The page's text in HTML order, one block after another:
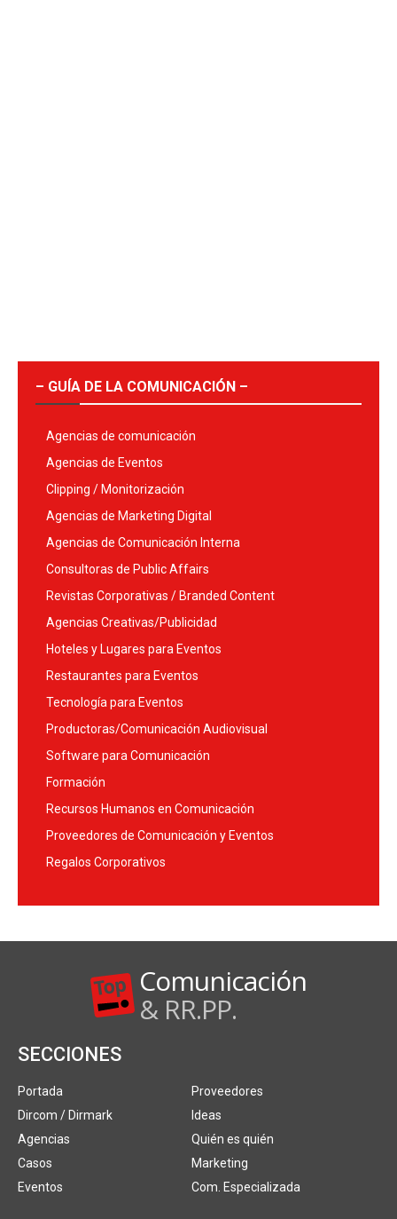
– GUÍA DE LA COMUNICACIÓN –
Agencias de comunicación
Agencias de Eventos
Clipping / Monitorización
Agencias de Marketing Digital
Agencias de Comunicación Interna
Consultoras de Public Affairs
Revistas Corporativas / Branded Content
Agencias Creativas/Publicidad
Hoteles y Lugares para Eventos
Restaurantes para Eventos
Tecnología para Eventos
Productoras/Comunicación Audiovisual
Software para Comunicación
Formación
Recursos Humanos en Comunicación
Proveedores de Comunicación y Eventos
Regalos Corporativos
Comunicación
& RR.PP.
SECCIONES
Portada
Dircom / Dirmark
Agencias
Casos
Eventos
Proveedores
Ideas
Quién es quién
Marketing
Com. Especializada